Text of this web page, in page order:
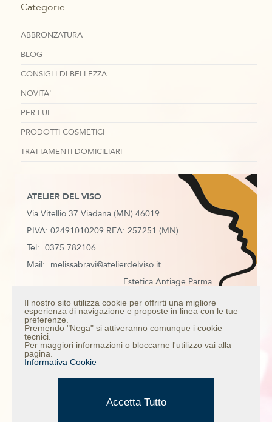
Categorie
ABBRONZATURA
BLOG
CONSIGLI DI BELLEZZA
NOVITA'
PER LUI
PRODOTTI COSMETICI
TRATTAMENTI DOMICILIARI
ATELIER DEL VISO
Via Vitellio 37 Viadana (MN) 46019
P.IVA: 02491010209 REA: 257251 (MN)
Tel: 0375 782106
Mail: melissabravi@atelierdelviso.it
Estetica Antiage Parma
Estetica Antiage Mantova
Estetica Antiage Colorno
Estetica Antiage Casalmaggiore
Trattamento anti age viso
Credits
Il nostro sito utilizza cookie per offrirti una migliore
esperienza di navigazione e proposte in linea con le tue
preferenze.
Premendo "Nega" si attiveranno comunque i cookie
tecnici.
Per maggiori informazioni o bloccarne l'utilizzo vai alla
pagina.
Informativa Cookie
Accetta Tutto